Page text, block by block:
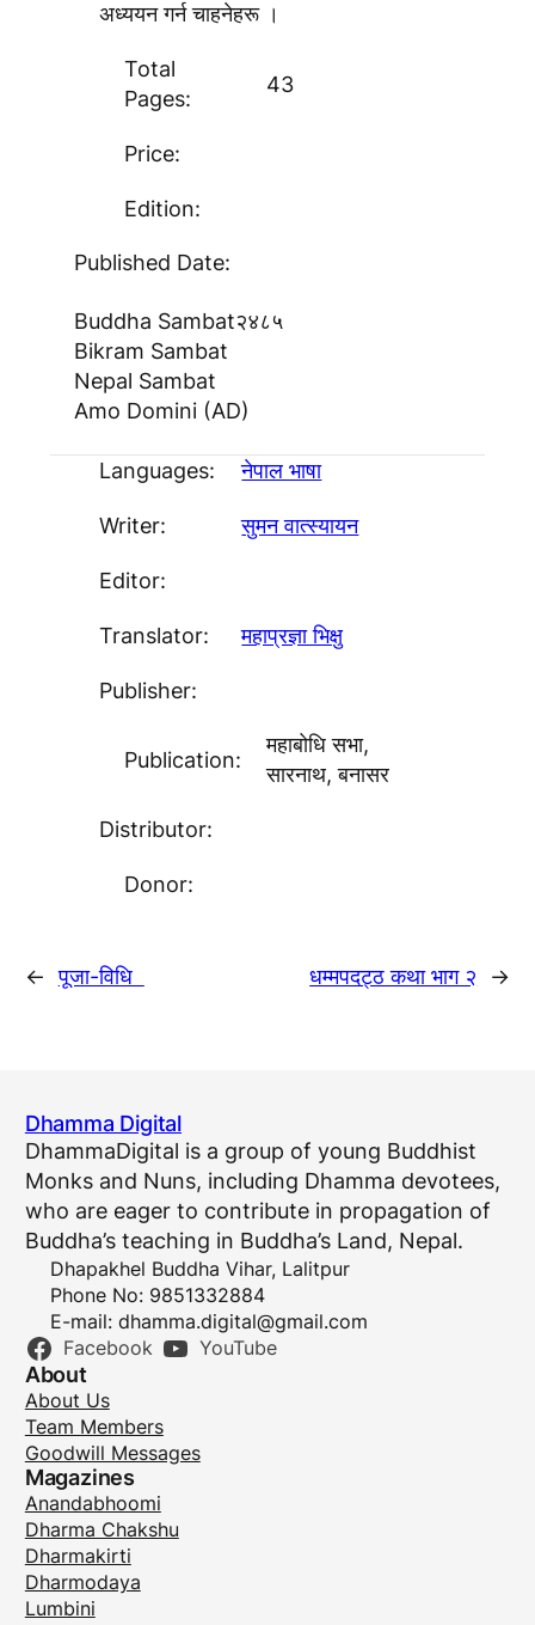
अध्ययन गर्न चाहनेहरू ।
Total
Pages:
43
Price:
Edition:
Published Date:
Buddha Sambat२४८५
Bikram Sambat
Nepal Sambat
Amo Domini (AD)
Languages: नेपाल भाषा
Writer: सुमन वात्स्यायन
Editor:
Translator: महाप्रज्ञा भिक्षु
Publisher:
Publication:
महाबोधि सभा,
सारनाथ, बनासर
Distributor:
Donor:
← पूजा-विधि धम्मपदट्ठ कथा भाग २ →
Dhamma Digital
DhammaDigital is a group of young Buddhist
Monks and Nuns, including Dhamma devotees,
who are eager to contribute in propagation of
Buddha’s teaching in Buddha’s Land, Nepal.
Dhapakhel Buddha Vihar, Lalitpur
Phone No: 9851332884
E-mail: dhamma.digital@gmail.com
Facebook YouTube
About
About Us
Team Members
Goodwill Messages
Magazines
Anandabhoomi
Dharma Chakshu
Dharmakirti
Dharmodaya
Lumbini